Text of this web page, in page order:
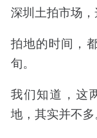
深圳土拍市场，
拍地的时间，
旬。
我们知道，这
地，其实并不多